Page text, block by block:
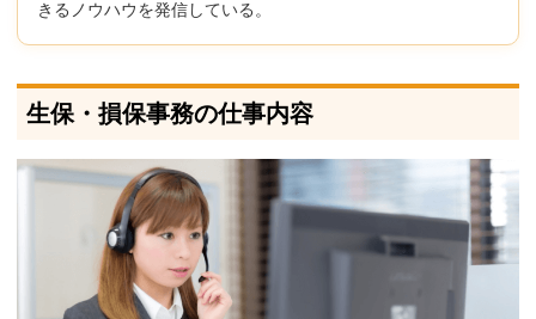
きるノウハウを発信している。
生保・損保事務の仕事内容